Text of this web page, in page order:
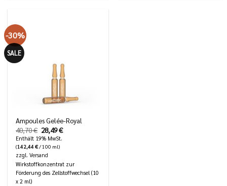
-30%
SALE
Ampoules Gelée-Royal
40,70€ Ursprünglicher
Preis
war:
40,70 €
28,49€Aktueller
Preis
Enthält 19% MwSt.
(142,44€/ 100 ml)
zzgl.Versand
Wirkstoffkonzentrat zur
Förderung des Zellstoffwechsel (10
x 2 ml)